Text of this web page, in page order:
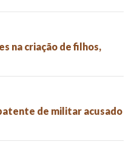
na criação de filhos,
de militar acusado